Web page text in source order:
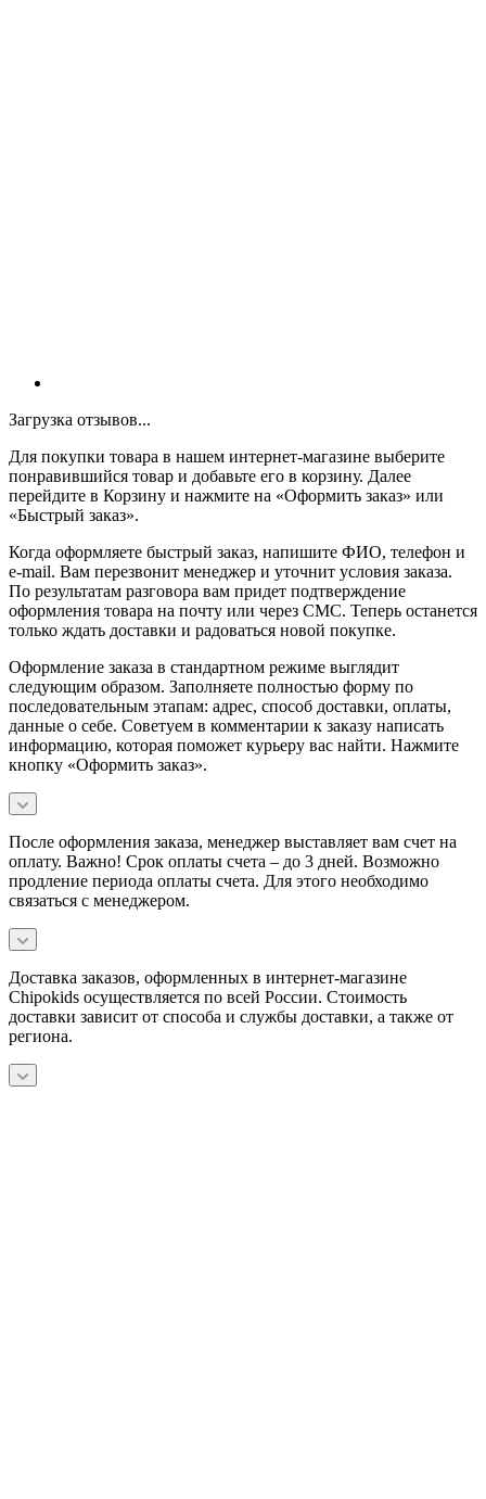
Загрузка отзывов...
Для покупки товара в нашем интернет-магазине выберите
понравившийся товар и добавьте его в корзину. Далее
перейдите в Корзину и нажмите на «Оформить заказ» или
«Быстрый заказ».
Когда оформляете быстрый заказ, напишите ФИО, телефон и
e-mail. Вам перезвонит менеджер и уточнит условия заказа.
По результатам разговора вам придет подтверждение
оформления товара на почту или через СМС. Теперь останется
только ждать доставки и радоваться новой покупке.
Оформление заказа в стандартном режиме выглядит
следующим образом. Заполняете полностью форму по
последовательным этапам: адрес, способ доставки, оплаты,
данные о себе. Советуем в комментарии к заказу написать
информацию, которая поможет курьеру вас найти. Нажмите
кнопку «Оформить заказ».
После оформления заказа, менеджер выставляет вам счет на
оплату. Важно! Срок оплаты счета – до 3 дней. Возможно
продление периода оплаты счета. Для этого необходимо
связаться с менеджером.
Доставка заказов, оформленных в интернет-магазине
Chipokids осуществляется по всей России. Стоимость
доставки зависит от способа и службы доставки, а также от
региона.